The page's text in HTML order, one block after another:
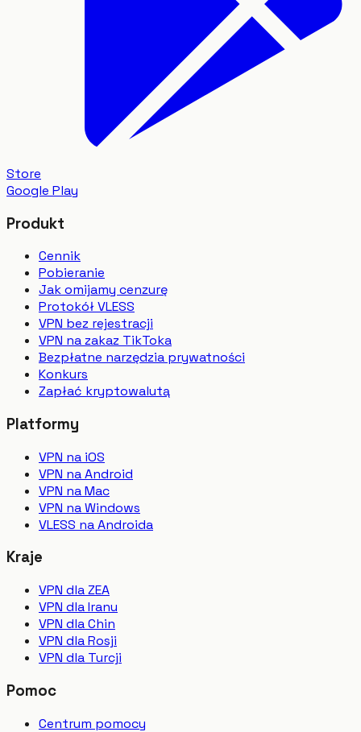
Store
Google Play
Produkt
Cennik
Pobieranie
Jak omijamy cenzurę
Protokół VLESS
VPN bez rejestracji
VPN na zakaz TikToka
Bezpłatne narzędzia prywatności
Konkurs
Zapłać kryptowalutą
Platformy
VPN na iOS
VPN na Android
VPN na Mac
VPN na Windows
VLESS na Androida
Kraje
VPN dla ZEA
VPN dla Iranu
VPN dla Chin
VPN dla Rosji
VPN dla Turcji
Pomoc
Centrum pomocy